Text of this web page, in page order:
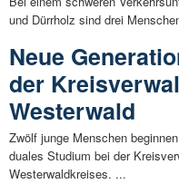
und Dürrholz sind drei
Neue
der
Westerwald
Zwölf junge Menschen
duales Studium bei der
Westerwaldkreises. ...